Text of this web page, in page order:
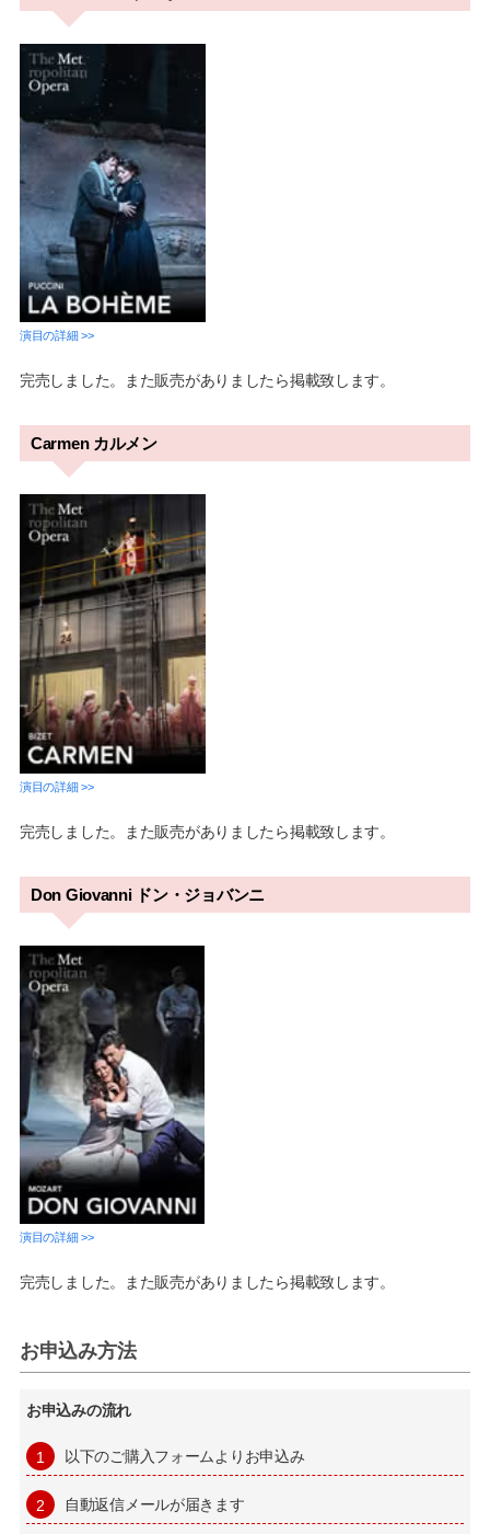
演目の詳細 >>
完売しました。また販売がありましたら掲載致します。
Carmen カルメン
演目の詳細 >>
完売しました。また販売がありましたら掲載致します。
Don Giovanni ドン・ジョバンニ
演目の詳細 >>
完売しました。また販売がありましたら掲載致します。
お申込み方法
お申込みの流れ
以下のご購入フォームよりお申込み
自動返信メールが届きます